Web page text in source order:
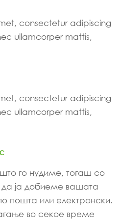
consectetur adipiscing
ullamcorper mattis,
consectetur adipiscing
ullamcorper mattis,
го нудиме, тогаш со
ја добиеме вашата
пошта или електронски.
во секое време